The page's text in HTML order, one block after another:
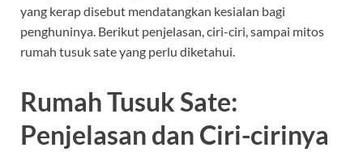
yang kerap disebut mendatangkan kesialan bagi
penghuninya. Berikut penjelasan, ciri-ciri, sampai mitos
rumah tusuk sate yang perlu diketahui.
Rumah Tusuk Sate:
Penjelasan dan Ciri-cirinya